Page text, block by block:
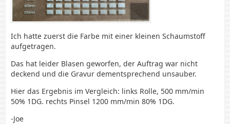
Ich hatte zuerst die Farbe mit einer kleinen Schaumstoff
aufgetragen.
Das hat leider Blasen geworfen, der Auftrag war nicht
deckend und die Gravur dementsprechend unsauber.
Hier das Ergebnis im Vergleich: links Rolle, 500 mm/min
50% 1DG. rechts Pinsel 1200 mm/min 80% 1DG.
-Joe